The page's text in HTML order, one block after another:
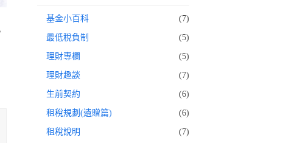
基金小百科 (7)
最低稅負制 (5)
理財專欄 (5)
理財趣談 (7)
生前契約 (6)
租稅規劃(遺贈篇) (6)
租稅說明 (7)